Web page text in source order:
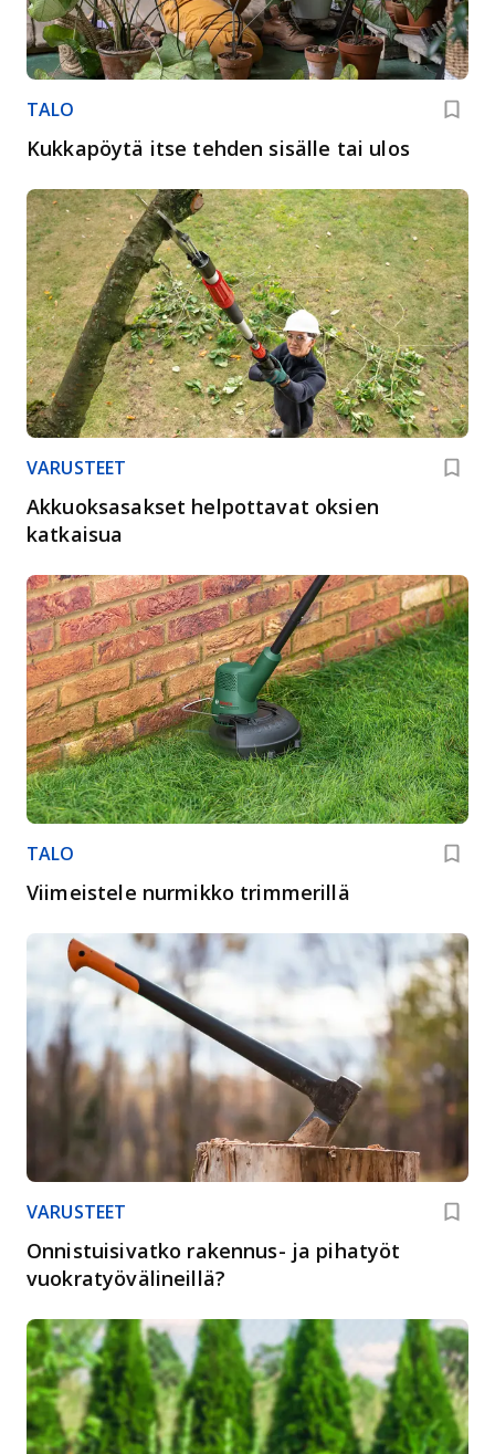
TALO
Kukkapöytä itse tehden sisälle tai ulos
VARUSTEET
Akkuoksasakset helpottavat oksien
katkaisua
TALO
Viimeistele nurmikko trimmerillä
VARUSTEET
Onnistuisivatko rakennus- ja pihatyöt
vuokratyövälineillä?